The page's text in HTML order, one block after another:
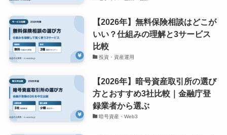
【2026年】無料保険相談はどこが
いい？仕組みの理解と3サービス
比較
投資・資産運用
【2026年】暗号資産取引所の選び
方とおすすめ3社比較｜金融庁登
録業者から選ぶ
暗号資産・Web3